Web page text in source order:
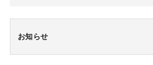
お知らせ